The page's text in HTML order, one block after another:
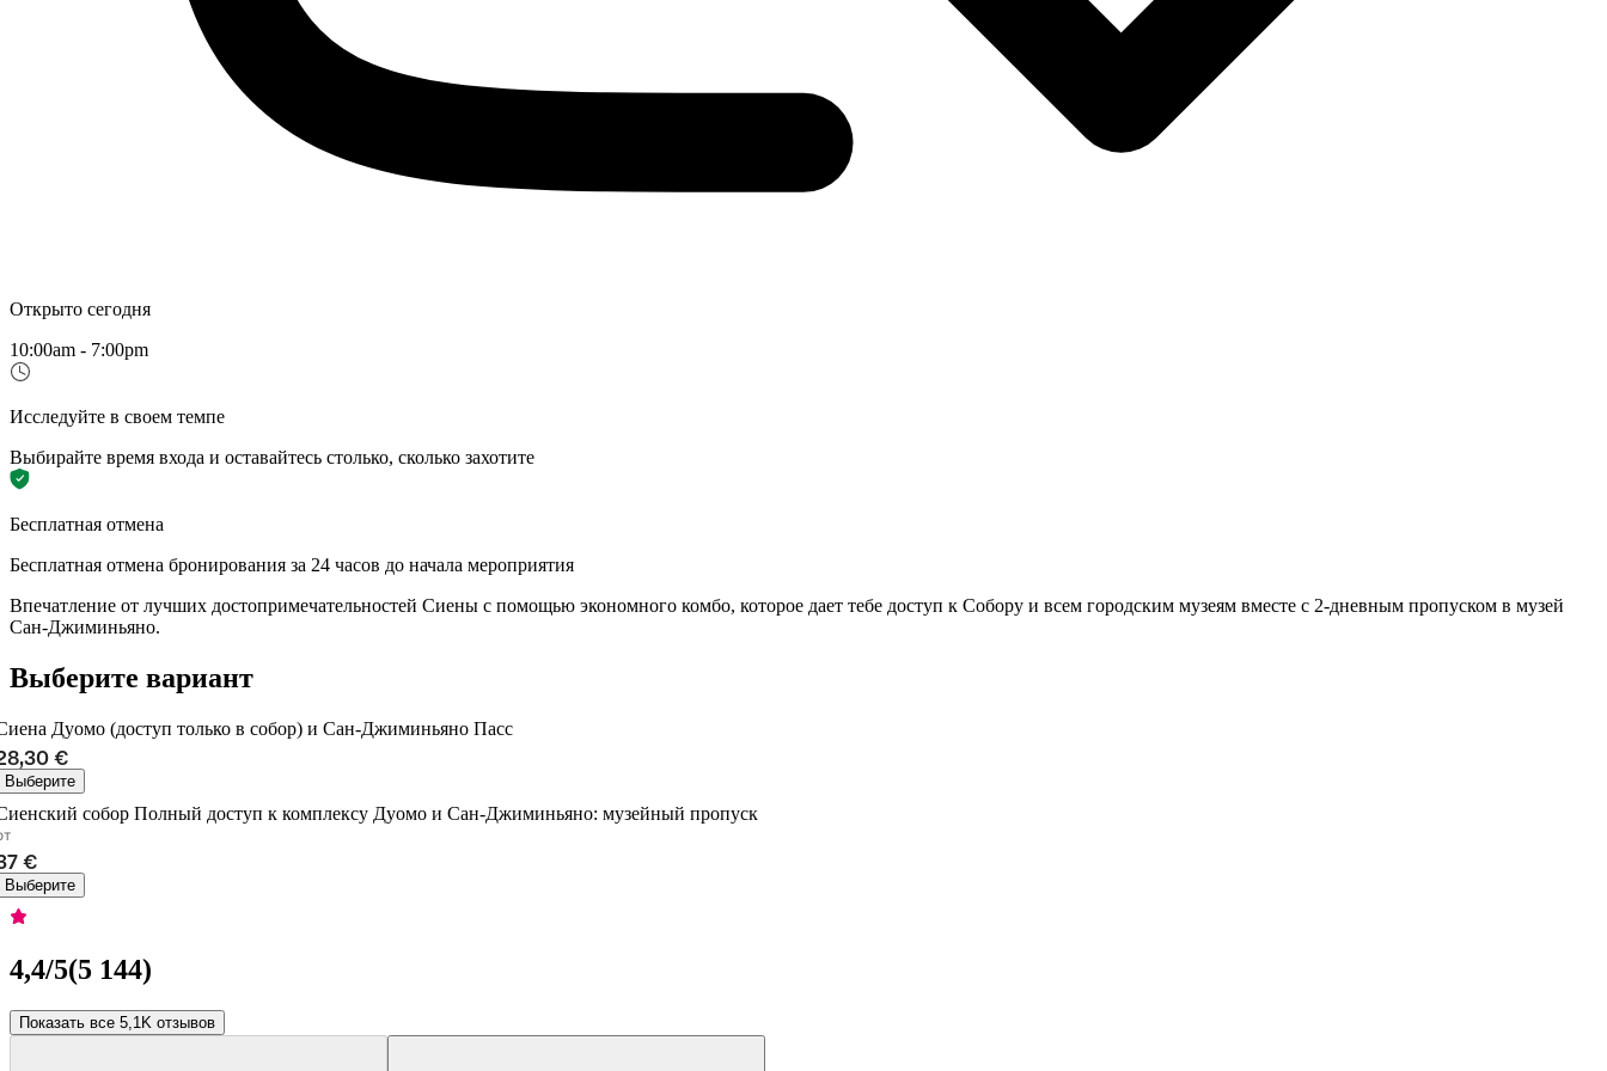
Открыто сегодня
10:00am - 7:00pm
Исследуйте в своем темпе
Выбирайте время входа и оставайтесь столько, сколько захотите
Бесплатная отмена
Бесплатная отмена бронирования за 24 часов до начала мероприятия
Впечатление от лучших достопримечательностей Сиены с помощью экономного комбо, которое дает тебе доступ к Собору и всем городским музеям вместе с 2-дневным пропуском в музей
Сан-Джиминьяно.
Выберите вариант
Дуомо (доступ только в собор) и Сан-Джиминьяно Пасс
€
Выберите
собор Полный доступ к комплексу Дуомо и Сан-Джиминьяно: музейный пропуск
€
Выберите
4,4/5(5 144)
Показать все 5,1K отзывов